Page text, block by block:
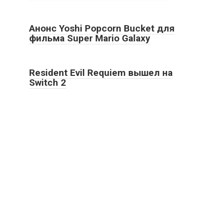
Анонс Yoshi Popcorn Bucket для
фильма Super Mario Galaxy
Resident Evil Requiem вышел на
Switch 2